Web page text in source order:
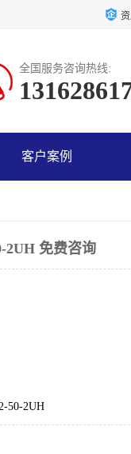
全国服务咨询热线:
客户案例
2UH 免费咨询
50-2UH